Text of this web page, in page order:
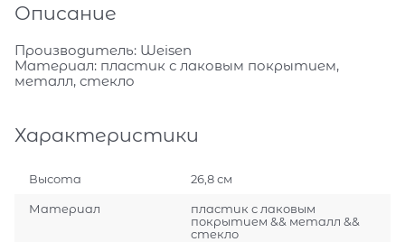
Описание
Производитель: Weisen
Материал: пластик с лаковым покрытием,
металл, стекло
Характеристики
Высота 26,8 см
Материал
пластик с лаковым
покрытием && металл &&
стекло